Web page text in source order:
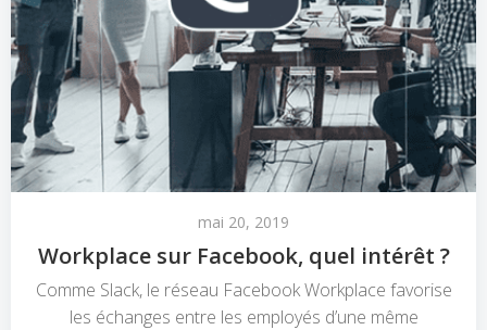
mai 20, 2019
Workplace sur Facebook, quel intérêt ?
Comme Slack, le réseau Facebook Workplace favorise
les échanges entre les employés d’une même